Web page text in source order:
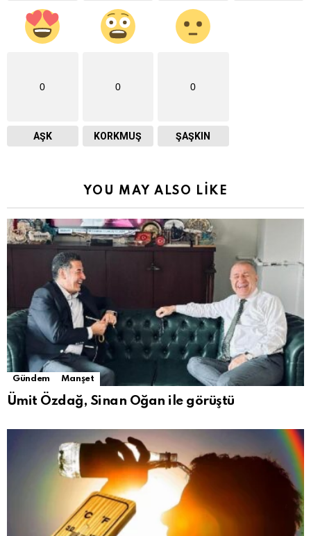
0
AŞK
0
KORKMUŞ
0
ŞAŞKIN
YOU MAY ALSO LIKE
Gündem Manşet
Ümit Özdağ, Sinan Oğan ile görüştü